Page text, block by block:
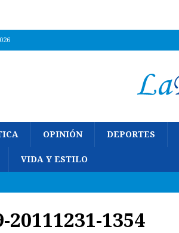
OPINIÓN DEPORTES
VIDA Y ESTILO
20111231-1354